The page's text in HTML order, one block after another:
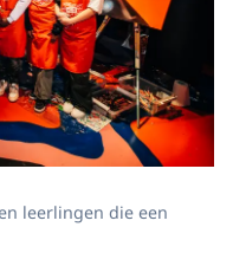
leerlingen die een